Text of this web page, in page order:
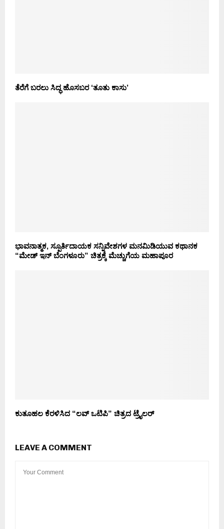
ತೆರೆಗೆ ಬರಲು ಸಿದ್ಧ ಹೊಸಬರ ‘ತೂತು ಕಾಸು’
ಭಾವನಾತ್ಮಕ, ಸ್ಪೂರ್ತಿದಾಯಕ ಸನ್ನಿವೇಶಗಳ ಮನಮಿಡಿಯುವ ಕಥಾನಕ
“ಮೇಡ್ ಇನ್ ಬೆಂಗಳೂರು” ಚಿತ್ರಕ್ಕೆ ಮೆಚ್ಚುಗೆಯ ಮಹಾಪೂರ
ಕುತೂಹಲ ಕೆರಳಿಸಿದ “ಲವ್ ಒಟಿಪಿ” ಚಿತ್ರದ ಟ್ರೈಲರ್
LEAVE A COMMENT